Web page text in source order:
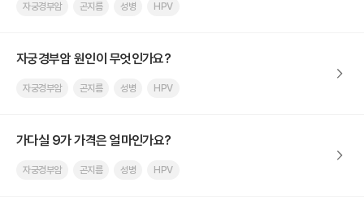
자궁경부암 곤지름 성병 HPV
자궁경부암 원인이 무엇인가요?
자궁경부암 곤지름 성병 HPV
가다실 9가 가격은 얼마인가요?
자궁경부암 곤지름 성병 HPV